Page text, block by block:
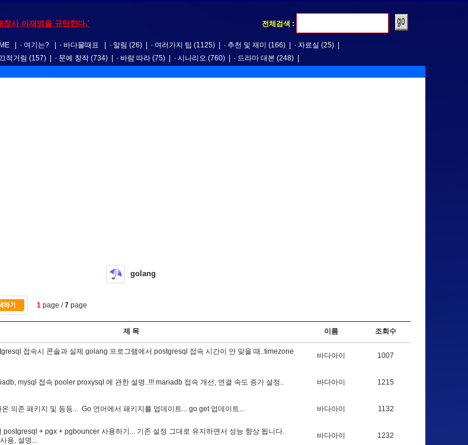
참사 이재명을 규탄한다.' 전체검색 :
여기는? 바다물때표 알림 (26) 여러가지 팁 (1125) 추천 및 재미 (166) 자료실 (25)
끄적거림 (157) 문예 창작 (734) 바람 따라 (75) 시나리오 (760) 드라마 대본 (248)
golang
1 page /7 page
제 목 이름 조회수
tgresq 접 속시 콘솔과 실제 go ang 프로그램에 서 postgresq 접 속 시 간이 안 맞을 때 ..timezone
바다아이 1007
iad b, mysq 접 속 poo er proxysq 에 관한 설 명..!!! mariad b 접 속 개선 , 연 결 속도 증가 설 정.. 바다아이 1215
온 의 존 패 키 지 및 등등... Go 언 어에 서 패 키 지 를 업데 이 트... go get 업데 이 트... 바다아이 1132
postgresq + pgx + pgbouncer 사용하기 ... 기 존 설 정 그대 로 유지 하면서 성능 향상 됩 니 다.
사용, 설 명...
바다아이 1232